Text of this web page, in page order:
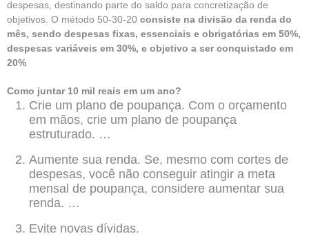
despesas, destinando parte do saldo para concretização de
objetivos. O método 50-30-20 consiste na divisão da renda do
mês, sendo despesas fixas, essenciais e obrigatórias em 50%,
despesas variáveis em 30%, e objetivo a ser conquistado em
20%
Como juntar 10 mil reais em um ano?
Crie um plano de poupança. Com o orçamento
em mãos, crie um plano de poupança
estruturado. …
Aumente sua renda. Se, mesmo com cortes de
despesas, você não conseguir atingir a meta
mensal de poupança, considere aumentar sua
renda. …
Evite novas dívidas.